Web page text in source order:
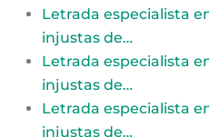
Letrada especialista
injustas de…
Letrada especialista
injustas de…
Letrada especialista
injustas de…